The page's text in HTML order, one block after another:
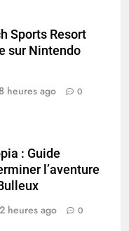
Sports Resort
sur Nintendo
heures ago 0
: Guide
l’aventure
heures ago 0